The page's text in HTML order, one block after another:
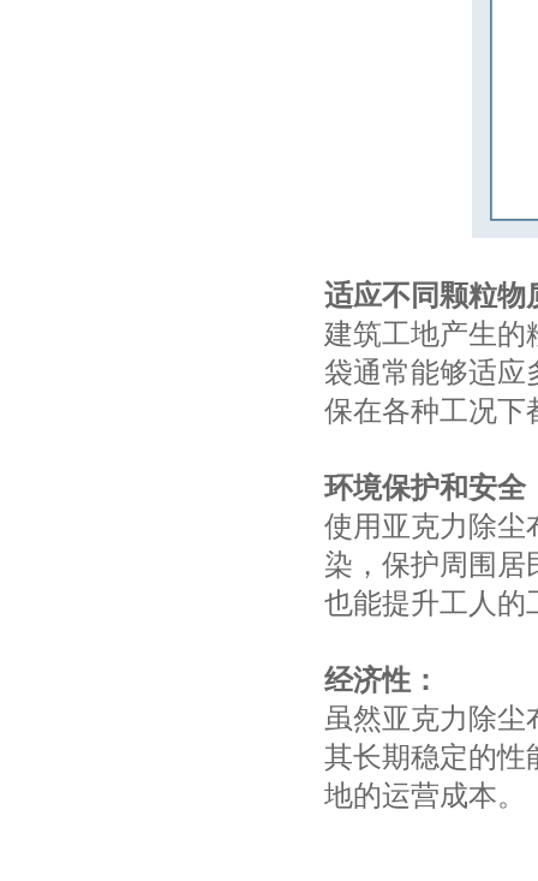
适应不同颗粒物
建筑工地产生的
袋通常能够适应
保在各种工况下
环境保护和安全
使用亚克力除尘
染，保护周围居
也能提升工人的
经济性：
虽然亚克力除
其长期稳定的性
地的运营成本。